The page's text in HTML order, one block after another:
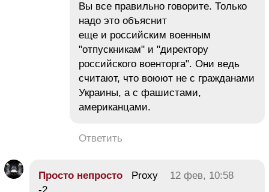
Вы все правильно говорите. Только
надо это объяснит
еще и российским военным
"отпускникам" и "директору
российского военторга". Они ведь
считают, что воюют не с гражданами
Украины, а с фашистами,
американцами.
Ответить
Просто непросто Proxy
12 фев, 10:58